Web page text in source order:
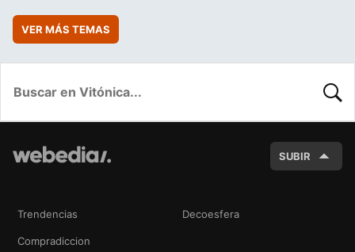
VER MÁS TEMAS
SUBIR
Trendencias Decoesfera
Compradiccion